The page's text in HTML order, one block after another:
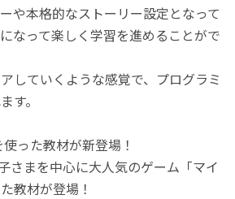
や本格的なストーリー設定となって
なって楽しく学習を進めることがで
していくような感覚で、プログラミ
す。
った教材が新登場！
さまを中心に大人気のゲーム「マイ
教材が登場！